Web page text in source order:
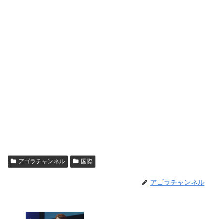
アゴラチャンネル 国際
アゴラチャンネル